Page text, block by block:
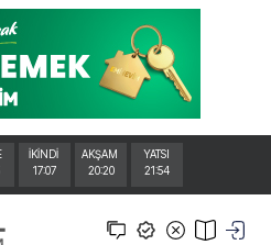
İKİNDİ
17:07
AKŞAM
20:20
YATSI
21:54